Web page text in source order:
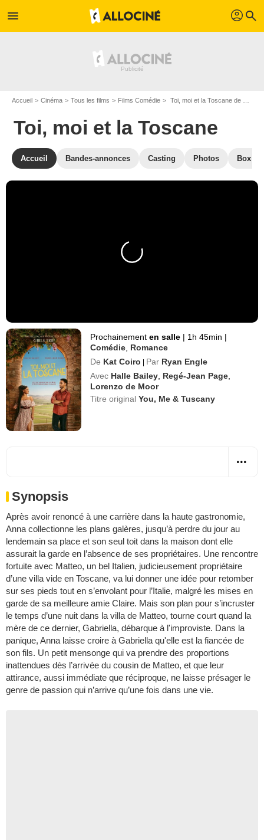
menu profil search
Accueil Cinéma Tous les films Films Comédie Toi, moi et la Toscane de Kat Coiro
Toi, moi et la Toscane
Accueil Bandes-annonces Casting Photos Box
Prochainementen salle | 1h 45min |
Comédie Romance
De Kat Coiro | Par Ryan Engle
Avec Halle Bailey Regé-Jean Page
Lorenzo de Moor
Titre originalYou, Me & Tuscany
Synopsis
Après avoir renoncé à une carrière dans la haute gastronomie,
Anna collectionne les plans galères, jusqu’à perdre du jour au
lendemain sa place et son seul toit dans la maison dont elle
assurait la garde en l’absence de ses propriétaires. Une rencontre
fortuite avec Matteo, un bel Italien, judicieusement propriétaire
d’une villa vide en Toscane, va lui donner une idée pour retomber
sur ses pieds tout en s’envolant pour l’Italie, malgré les mises en
garde de sa meilleure amie Claire. Mais son plan pour s’incruster
le temps d’une nuit dans la villa de Matteo, tourne court quand la
mère de ce dernier, Gabriella, débarque à l'improviste. Dans la
panique, Anna laisse croire à Gabriella qu'elle est la fiancée de
son fils. Un petit mensonge qui va prendre des proportions
inattendues dès l’arrivée du cousin de Matteo, et que leur
attirance, aussi immédiate que réciproque, ne laisse présager le
genre de passion qui n’arrive qu’une fois dans une vie.